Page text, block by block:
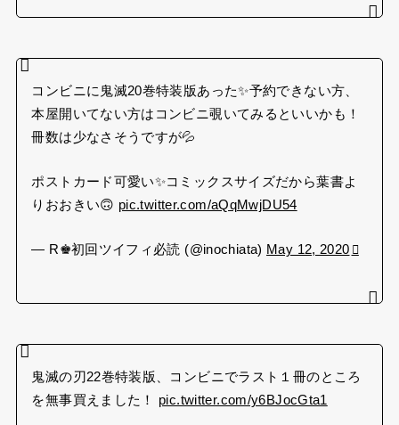
コンビニに鬼滅20巻特装版あった✨予約できない方、
本屋開いてない方はコンビニ覗いてみるといいかも！
冊数は少なさそうですが💦
ポストカード可愛い✨コミックスサイズだから葉書よ
りおおきい🙃 pic.twitter.com/aQqMwjDU54
— R♚初回ツイフィ必読 (@inochiata) May 12, 2020
鬼滅の刃22巻特装版、コンビニでラスト１冊のところ
を無事買えました！ pic.twitter.com/y6BJocGta1